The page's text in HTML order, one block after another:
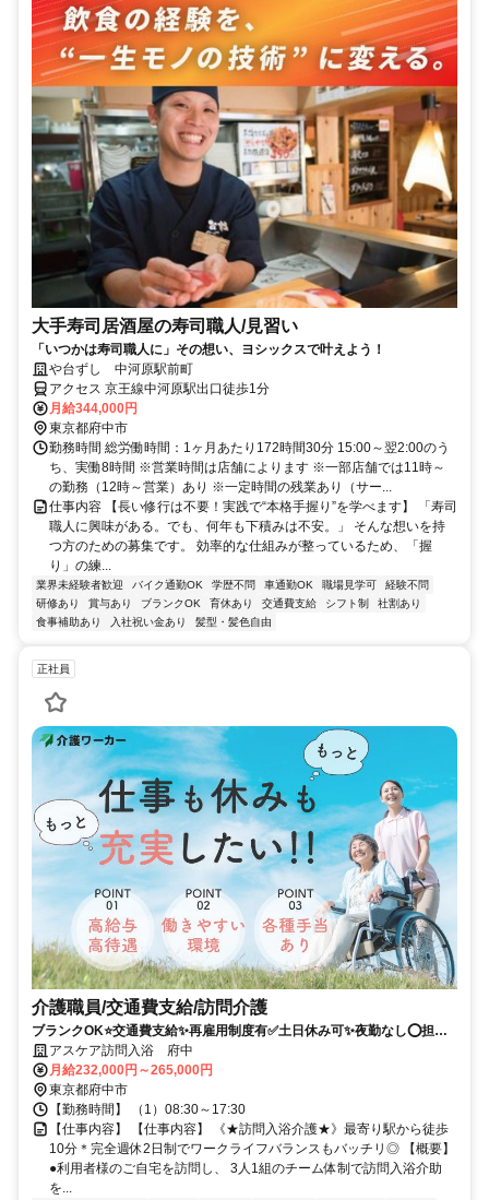
大手寿司居酒屋の寿司職人/見習い
「いつかは寿司職人に」その想い、ヨシックスで叶えよう！
や台ずし 中河原駅前町
アクセス 京王線中河原駅出口徒歩1分
月給344,000円
東京都府中市
勤務時間 総労働時間：1ヶ月あたり172時間30分 15:00～翌2:00のう
ち、実働8時間 ※営業時間は店舗によります ※一部店舗では11時～
の勤務（12時～営業）あり ※一定時間の残業あり（サー...
仕事内容 【長い修行は不要！実践で“本格手握り”を学べます】 「寿司
職人に興味がある。でも、何年も下積みは不安。」 そんな想いを持
つ方のための募集です。 効率的な仕組みが整っているため、「握
り」の練...
業界未経験者歓迎 バイク通勤OK 学歴不問 車通勤OK 職場見学可
経験不問
研修あり
賞与あり ブランクOK 育休あり 交通費支給 シフト制
社割あり
食事補助あり
入社祝い金あり 髪型・髪色自由
正社員
介護職員/交通費支給/訪問介護
ブランクOK⭐️交通費支給✨再雇用制度有✅️土日休み可✨夜勤なし⭕️担当
者オススメ✨研修支援有❗️経験者優遇⭐️週休2日✊️駅チカ
アスケア訪問入浴 府中
月給232,000円～265,000円
東京都府中市
【勤務時間】 （1）08:30～17:30
【仕事内容】 【仕事内容】 《★訪問入浴介護★》最寄り駅から徒歩
10分＊完全週休2日制でワークライフバランスもバッチリ◎ 【概要】
●利用者様のご自宅を訪問し、 3人1組のチーム体制で訪問入浴介助
を...